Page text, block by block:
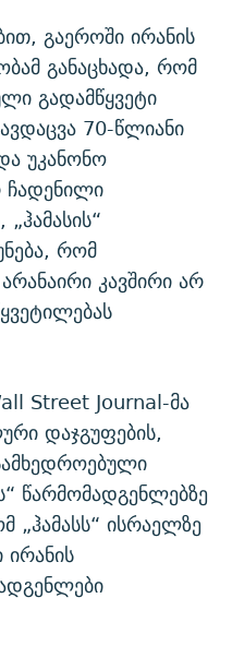
გაეროში ირანის
განაცხადა, რომ
გადამწყვეტი
70-წლიანი
უკანონო
ჩადენილი
რომ
კავშირი არ
Street Journal-მა
დაჯგუფების,
წარმომადგენლებზე
ისრაელზე
ირანის